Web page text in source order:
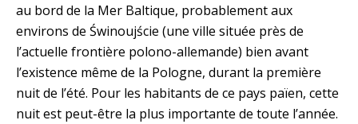
au bord de la Mer Baltique, probablement aux
environs de Świnoujście (une ville située près de
l’actuelle frontière polono-allemande) bien avant
l’existence même de la Pologne, durant la première
nuit de l’été. Pour les habitants de ce pays païen, cette
nuit est peut-être la plus importante de toute l’année.